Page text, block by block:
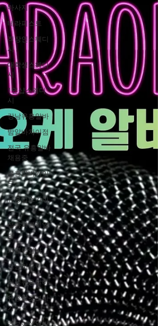
마사지
테라피스트
직장인스웨디
시
대학생스웨디
시
1인샵스웨디
시
강남유흥알바
밤알바차이점
전국 유흥알바
채용중
유흥알바가이
드
유흥업소가이
드
정통퍼블릭알
바
퍼블릭알바
강남퍼블릭
여성유흥알바
유흥알초보바
가이드
초보여성알바
진짜 힐링될까 ?’라는 기대가 섞였다. 하지만
문을 열고 들어서는 순간, 그 긴장감은 곧 웃
으로 바뀌었다. 은은한 음악과 밝은 조명, 그
고 활기찬 분위기가 내 피로를 한 번에 날려
렸다. 카운터에서 맞아주는 직원들의 친절한
인사에, 나는 속으로 ‘아, 오늘 하루는 망치지
않겠구나’라는 생각을 했다. 이어서 자리에
으니, 술잔과 가벼운 대화가 시작되었다. 평
업무 중에는 상상도 못할 자유로운 분위기 속
에서, 나도 모르게 웃음